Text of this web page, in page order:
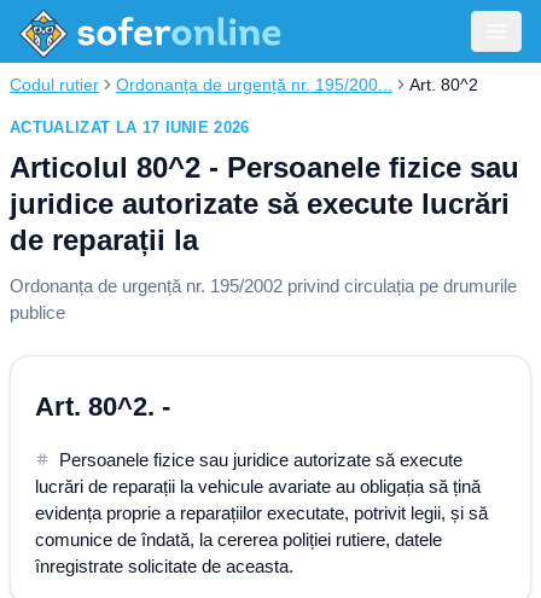
Codul rutier Ordonanța de urgență nr. 195/200... Art. 80^2
ACTUALIZAT LA 17 IUNIE 2026
Articolul 80^2 - Persoanele fizice sau
juridice autorizate să execute lucrări
de reparații la
Ordonanța de urgență nr. 195/2002 privind circulația pe drumurile
publice
Art. 80^2. -
Persoanele fizice sau juridice autorizate să execute
lucrări de reparații la vehicule avariate au obligația să țină
evidența proprie a reparațiilor executate, potrivit legii, și să
comunice de îndată, la cererea poliției rutiere, datele
înregistrate solicitate de aceasta.